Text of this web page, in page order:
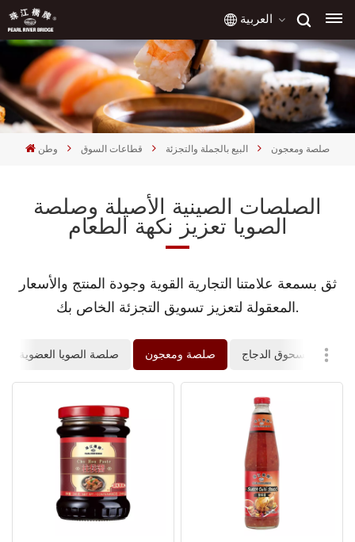
العربية
English
français
español
العربية
وطن قطاعات السوق البيع بالجملة والتجزئة صلصة ومعجون
الصلصات الصينية الأصيلة وصلصة
الصويا تعزيز نكهة الطعام
ثق بسمعة علامتنا التجارية القوية وجودة المنتج والأسعار
المعقولة لتعزيز تسويق التجزئة الخاص بك.
صلصة الصويا العضوية صلصة ومعجون مسحوق الدجاج